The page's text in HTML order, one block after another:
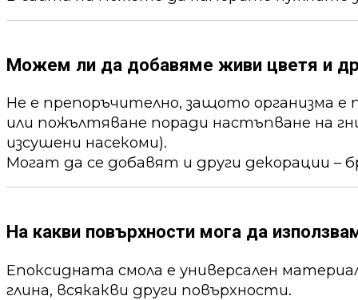
Можем ли да добавяме живи цветя и
Не е препоръчително, защото организма
или пожълтяване поради настъпване на
изсушени насекоми).
Могат да се добавят и други декорации –
На какви повърхности мога да
Епоксидната смола е универсален
глина, всякакви други повърхности.